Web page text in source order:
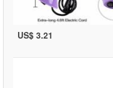
US$ 3.21